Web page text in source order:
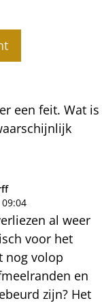
een feit. Wat is
al weer
voor het
nog volop
en
zijn? Het